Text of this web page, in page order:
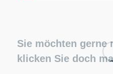
Sie möchten gerne
klicken Sie doch